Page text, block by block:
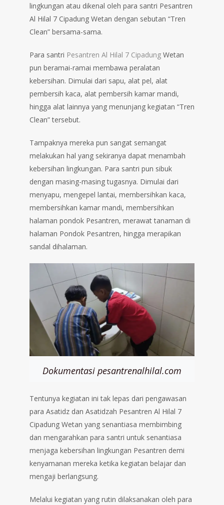
lingkungan atau dikenal oleh para santri Pesantren
Al Hilal 7 Cipadung Wetan dengan sebutan “Tren
Clean” bersama-sama.
Para santri Pesantren Al Hilal 7 Cipadung Wetan
pun beramai-ramai membawa peralatan
kebersihan. Dimulai dari sapu, alat pel, alat
pembersih kaca, alat pembersih kamar mandi,
hingga alat lainnya yang menunjang kegiatan “Tren
Clean” tersebut.
Tampaknya mereka pun sangat semangat
melakukan hal yang sekiranya dapat menambah
kebersihan lingkungan. Para santri pun sibuk
dengan masing-masing tugasnya. Dimulai dari
menyapu, mengepel lantai, membersihkan kaca,
membersihkan kamar mandi, membersihkan
halaman pondok Pesantren, merawat tanaman di
halaman Pondok Pesantren, hingga merapikan
sandal dihalaman.
Dokumentasi pesantrenalhilal.com
Tentunya kegiatan ini tak lepas dari pengawasan
para Asatidz dan Asatidzah Pesantren Al Hilal 7
Cipadung Wetan yang senantiasa membimbing
dan mengarahkan para santri untuk senantiasa
menjaga kebersihan lingkungan Pesantren demi
kenyamanan mereka ketika kegiatan belajar dan
mengaji berlangsung.
Melalui kegiatan yang rutin dilaksanakan oleh para